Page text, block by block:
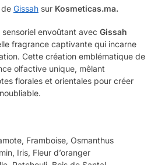
de Gissah sur Kosmeticas.ma.
envoûtant avec Gissah
fragrance captivante qui incarne
Cette création emblématique de
olfactive unique, mêlant
florales et orientales pour créer
Framboise, Osmanthus
Iris, Fleur d’oranger